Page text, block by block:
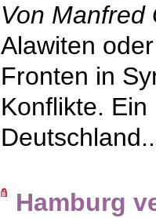
Von Manfred
Alawiten
Fronten in
Konflikte.
Hamburg